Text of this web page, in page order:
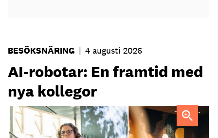
BESÖKSNÄRING | 4 augusti 2026
AI-robotar: En framtid med
nya kollegor
Professor Kristina Palm FOTO: Theresia ViskaFOTO:
Dylan Calluy / Unsplash